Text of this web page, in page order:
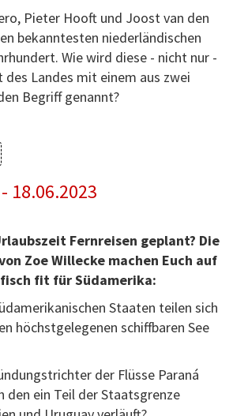
Pieter Hooft und Joost van den
bekanntesten niederländischen
Wie wird diese - nicht nur -
Landes mit einem aus zwei
Begriff genannt?
18.06.2023
Fernreisen geplant? Die
Zoe Willecke machen Euch auf
fit für Südamerika:
Staaten teilen sich
höchstgelegenen schiffbaren See
der Flüsse Paraná
den ein Teil der Staatsgrenze